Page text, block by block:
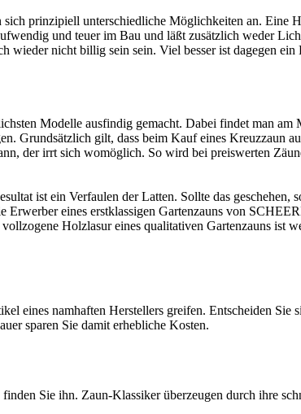
prinzipiell unterschiedliche Möglichkeiten an. Eine
und teuer im Bau und läßt zusätzlich weder
wieder nicht billig sein sein. Viel besser ist dagegen ein
Modelle ausfindig gemacht. Dabei findet man
Grundsätzlich gilt, dass beim Kauf eines Kreuzzaun
der irrt sich womöglich. So wird bei preiswerten
ist ein Verfaulen der Latten. Sollte das
Erwerber eines erstklassigen Gartenzauns von
Holzlasur eines qualitativen Gartenzauns ist
eines namhaften Herstellers greifen. Entscheiden
sparen Sie damit erhebliche Kosten.
Sie ihn. Zaun-Klassiker überzeugen durch ihre